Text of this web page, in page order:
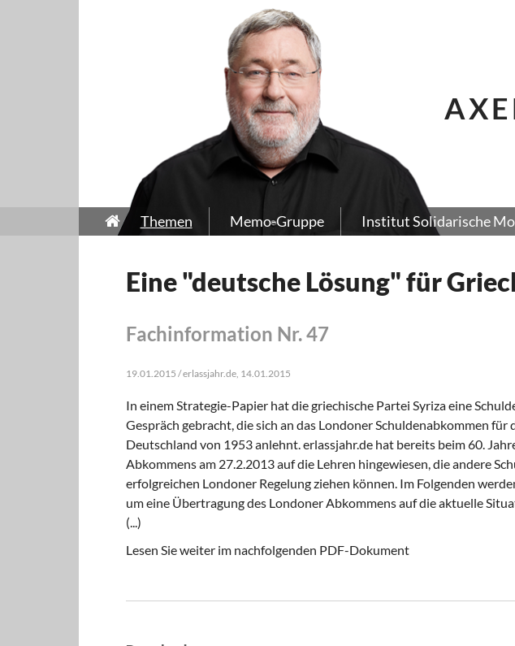
Themen Memo-Gruppe Institut Solidarische
Eine "deutsche Lösung" für
Fachinformation Nr. 47
19.01.2015 / erlassjahr.de, 14.01.2015
In einem Strategie-Papier hat die griechische Partei Syriza eine
Gespräch gebracht, die sich an das Londoner Schuldenabkommen
Deutschland von 1953 anlehnt. erlassjahr.de hat bereits beim 60.
Abkommens am 27.2.2013 auf die Lehren hingewiesen, die andere
erfolgreichen Londoner Regelung ziehen können. Im Folgenden
um eine Übertragung des Londoner Abkommens auf die aktuelle
(...)
Lesen Sie weiter im nachfolgenden PDF-Dokument